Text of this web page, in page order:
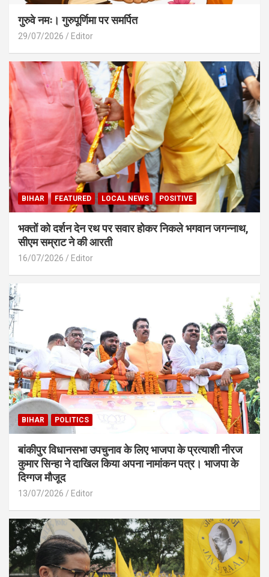
गुरुवे नमः। गुरुपूर्णिमा पर समर्पित
29/07/2026 Editor
BIHAR FEATURED LOCAL NEWS POSITIVE
भक्तों को दर्शन देन रथ पर सवार होकर निकले भगवान जगन्नाथ,
सीएम सम्राट ने की आरती
16/07/2026 Editor
BIHAR POLITICS
बांकीपुर विधानसभा उपचुनाव के लिए भाजपा के प्रत्याशी नीरज
कुमार सिन्हा ने दाखिल किया अपना नामांकन पत्र। भाजपा के
दिग्गज मौजूद
13/07/2026 Editor